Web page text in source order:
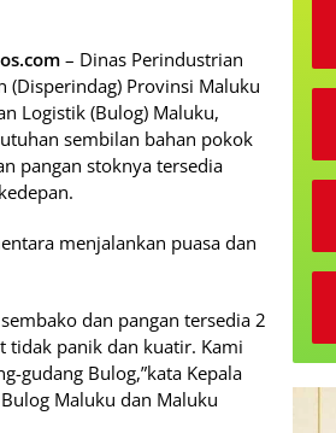
– Dinas Perindustrian
(Disperindag) Provinsi Maluku
Logistik (Bulog) Maluku,
sembilan bahan pokok
pangan stoknya tersedia
menjalankan puasa dan
dan pangan tersedia 2
tidak panik dan kuatir. Kami
gudang Bulog,”kata Kepala
Maluku dan Maluku